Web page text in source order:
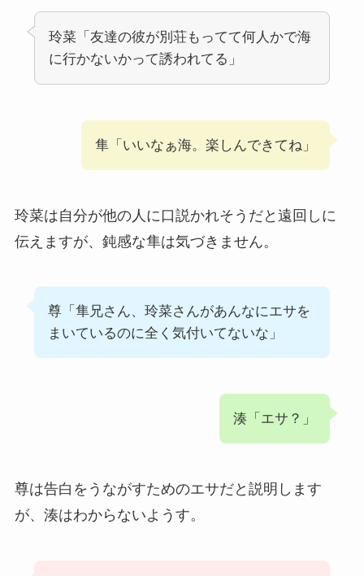
玲菜「友達の彼が別荘もってて何人かで海
に行かないかって誘われてる」
隼「いいなぁ海。楽しんできてね」
玲菜は自分が他の人に口説かれそうだと遠回しに
伝えますが、鈍感な隼は気づきません。
尊「隼兄さん、玲菜さんがあんなにエサを
まいているのに全く気付いてないな」
湊「エサ？」
尊は告白をうながすためのエサだと説明します
が、湊はわからないようす。